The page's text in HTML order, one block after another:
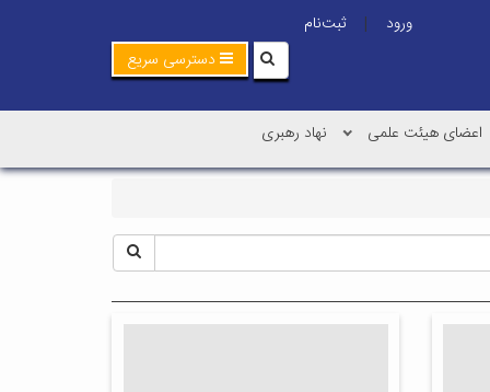
ورود |
ثبت‌نام
دسترسی سریع
اعضای هیئت علمی نهاد رهبری